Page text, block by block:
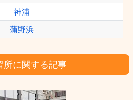
神浦
蒲野浜
所に関する記事